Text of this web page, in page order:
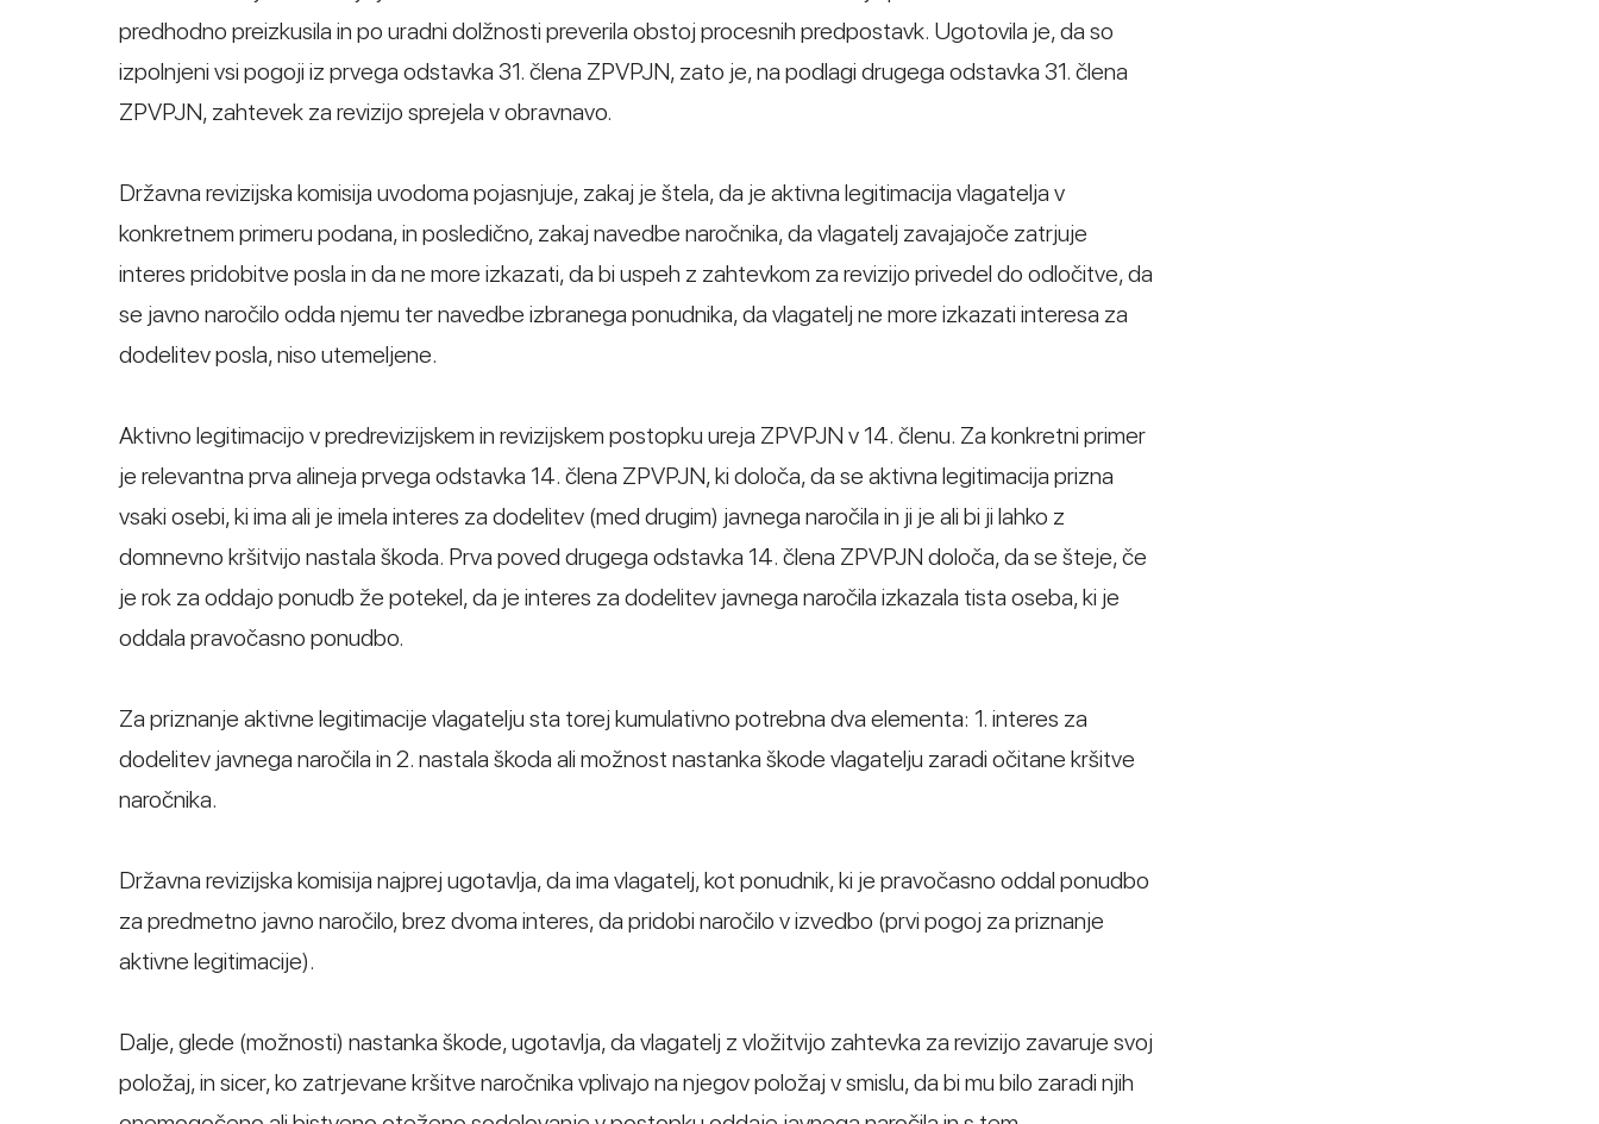
predhodno preizkusila in po uradni dolžnosti preverila obstoj procesnih predpostavk. Ugotovila je, da so
izpolnjeni vsi pogoji iz prvega odstavka 31. člena ZPVPJN, zato je, na podlagi drugega odstavka 31. člena
ZPVPJN, zahtevek za revizijo sprejela v obravnavo.
Državna revizijska komisija uvodoma pojasnjuje, zakaj je štela, da je aktivna legitimacija vlagatelja v
konkretnem primeru podana, in posledično, zakaj navedbe naročnika, da vlagatelj zavajajoče zatrjuje
interes pridobitve posla in da ne more izkazati, da bi uspeh z zahtevkom za revizijo privedel do odločitve, da
se javno naročilo odda njemu ter navedbe izbranega ponudnika, da vlagatelj ne more izkazati interesa za
dodelitev posla, niso utemeljene.
Aktivno legitimacijo v predrevizijskem in revizijskem postopku ureja ZPVPJN v 14. členu. Za konkretni primer
je relevantna prva alineja prvega odstavka 14. člena ZPVPJN, ki določa, da se aktivna legitimacija prizna
vsaki osebi, ki ima ali je imela interes za dodelitev (med drugim) javnega naročila in ji je ali bi ji lahko z
domnevno kršitvijo nastala škoda. Prva poved drugega odstavka 14. člena ZPVPJN določa, da se šteje, če
je rok za oddajo ponudb že potekel, da je interes za dodelitev javnega naročila izkazala tista oseba, ki je
oddala pravočasno ponudbo.
Za priznanje aktivne legitimacije vlagatelju sta torej kumulativno potrebna dva elementa: 1. interes za
dodelitev javnega naročila in 2. nastala škoda ali možnost nastanka škode vlagatelju zaradi očitane kršitve
naročnika.
Državna revizijska komisija najprej ugotavlja, da ima vlagatelj, kot ponudnik, ki je pravočasno oddal ponudbo
za predmetno javno naročilo, brez dvoma interes, da pridobi naročilo v izvedbo (prvi pogoj za priznanje
aktivne legitimacije).
Dalje, glede (možnosti) nastanka škode, ugotavlja, da vlagatelj z vložitvijo zahtevka za revizijo zavaruje svoj
položaj, in sicer, ko zatrjevane kršitve naročnika vplivajo na njegov položaj v smislu, da bi mu bilo zaradi njih